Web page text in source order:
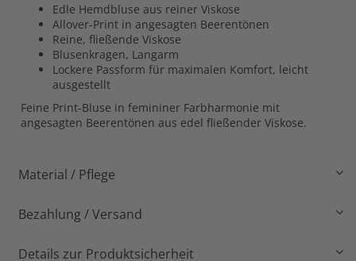
Edle Hemdbluse aus reiner Viskose
Allover-Print in angesagten Beerentönen
Reine, fließende Viskose
Blusenkragen, Langarm
Lockere Passform für maximalen Komfort, leicht
ausgestellt
Feine Print-Bluse in femininer Farbharmonie mit
angesagten Beerentönen aus edel fließender Viskose.
Material / Pflege
Bezahlung / Versand
Details zur Produktsicherheit